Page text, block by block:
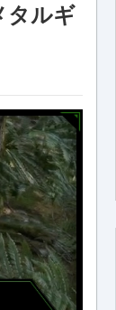
タルギ